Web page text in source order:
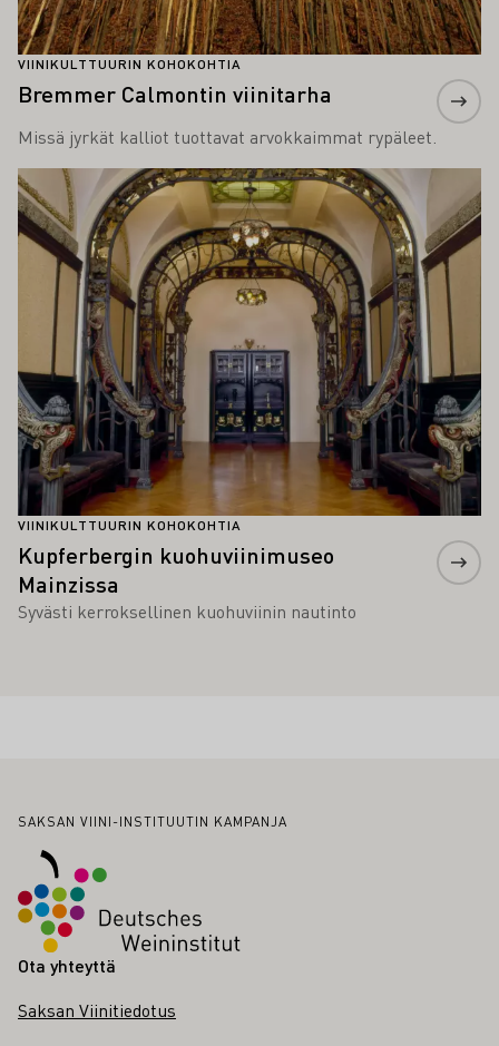
VIINIKULTTUURIN KOHOKOHTIA
Bremmer Calmontin viinitarha
Missä jyrkät kalliot tuottavat arvokkaimmat rypäleet.
VIINIKULTTUURIN KOHOKOHTIA
Kupferbergin kuohuviinimuseo
Mainzissa
Syvästi kerroksellinen kuohuviinin nautinto
Lue lisää
Alatunniste
SAKSAN VIINI-INSTITUUTIN KAMPANJA
Ota yhteyttä
Saksan Viinitiedotus